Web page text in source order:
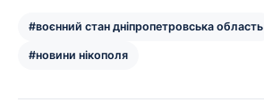
#воєнний стан дніпропетровська область
#новини нікополя